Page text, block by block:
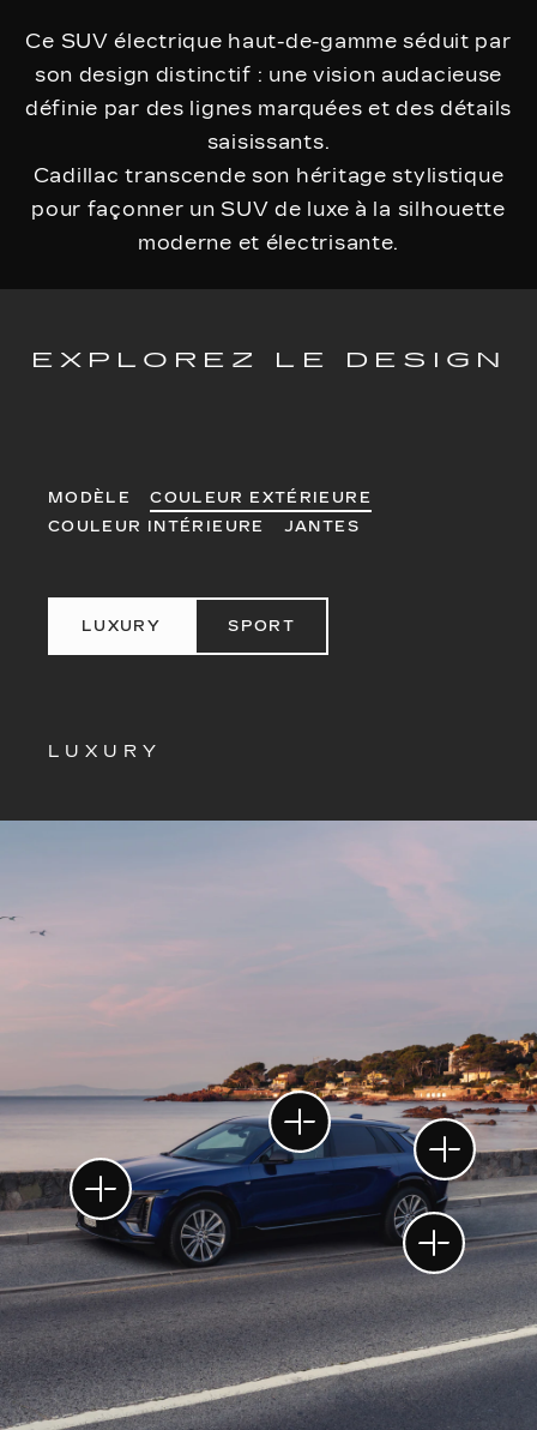
Ce SUV électrique haut-de-gamme séduit par
son design distinctif : une vision audacieuse
définie par des lignes marquées et des détails
saisissants.
Cadillac transcende son héritage stylistique
pour façonner un SUV de luxe à la silhouette
moderne et électrisante.
EXPLOREZ LE DESIGN
MODÈLE
COULEUR EXTÉRIEURE
COULEUR INTÉRIEURE
JANTES
LUXURY SPORT
LUXURY